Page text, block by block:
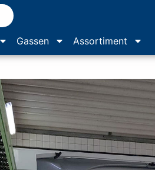
Gassen Assortiment